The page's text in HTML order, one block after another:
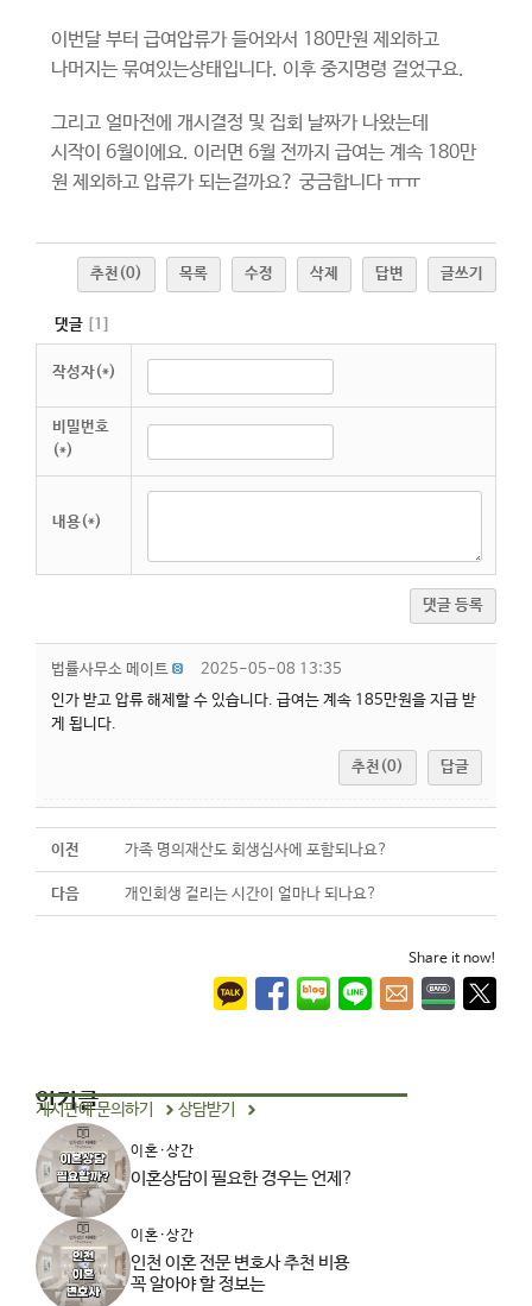
이번달 부터 급여압류가 들어와서 180만원 제외하고
나머지는 묶여있는상태입니다. 이후 중지명령 걸었구요.
그리고 얼마전에 개시결정 및 집회 날짜가 나왔는데
시작이 6월이에요. 이러면 6월 전까지 급여는 계속 180만
원 제외하고 압류가 되는걸까요? 궁금합니다 ㅠㅠ
추천 (0) 목록 수정 삭제 답변 글쓰기
댓글 [1 ]
작성자(*)
비밀번호
(*)
내용(*)
댓글 등록
법률사무소 메이트
2025-05-08 13:35
인가 받고 압류 해제할 수 있습니다. 급여는 계속 185만원을 지급 받
게 됩니다.
추천(0) 답글
이전 가족 명의재산도 회생심사에 포함되나요?
다음 개인회생 걸리는 시간이 얼마나 되나요?
Share it now!
인기글
게시판에 문의하기 상담받기
이혼·상간
이혼상담이 필요한 경우는 언제?
이혼·상간
인천 이혼 전문 변호사 추천 비용
꼭 알아야 할 정보는